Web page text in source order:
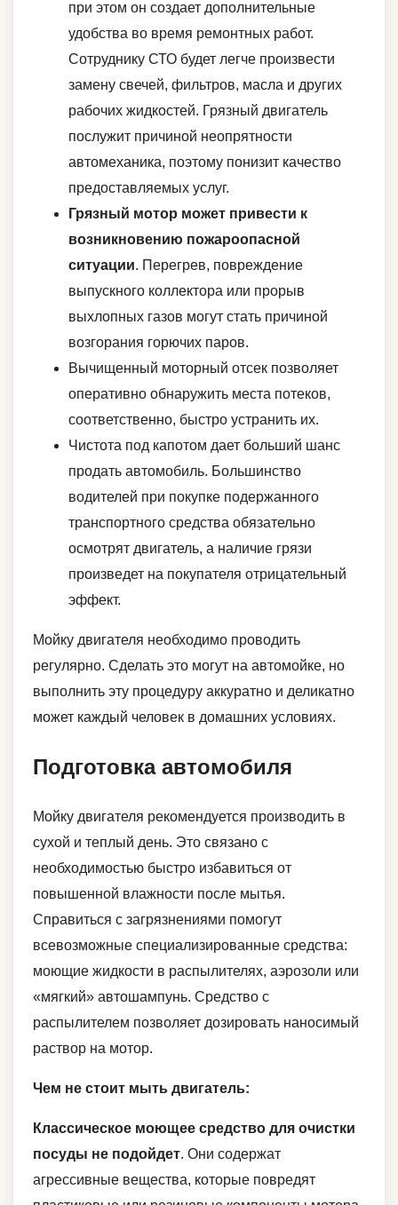
при этом он создает дополнительные
удобства во время ремонтных работ.
Сотруднику СТО будет легче произвести
замену свечей, фильтров, масла и других
рабочих жидкостей. Грязный двигатель
послужит причиной неопрятности
автомеханика, поэтому понизит качество
предоставляемых услуг.
Грязный мотор может привести к
возникновению пожароопасной
ситуации. Перегрев, повреждение
выпускного коллектора или прорыв
выхлопных газов могут стать причиной
возгорания горючих паров.
Вычищенный моторный отсек позволяет
оперативно обнаружить места потеков,
соответственно, быстро устранить их.
Чистота под капотом дает больший шанс
продать автомобиль. Большинство
водителей при покупке подержанного
транспортного средства обязательно
осмотрят двигатель, а наличие грязи
произведет на покупателя отрицательный
эффект.
Мойку двигателя необходимо проводить
регулярно. Сделать это могут на автомойке, но
выполнить эту процедуру аккуратно и деликатно
может каждый человек в домашних условиях.
Подготовка автомобиля
Мойку двигателя рекомендуется производить в
сухой и теплый день. Это связано с
необходимостью быстро избавиться от
повышенной влажности после мытья.
Справиться с загрязнениями помогут
всевозможные специализированные средства:
моющие жидкости в распылителях, аэрозоли или
«мягкий» автошампунь. Средство с
распылителем позволяет дозировать наносимый
раствор на мотор.
Чем не стоит мыть двигатель:
Классическое моющее средство для очистки
посуды не подойдет. Они содержат
агрессивные вещества, которые повредят